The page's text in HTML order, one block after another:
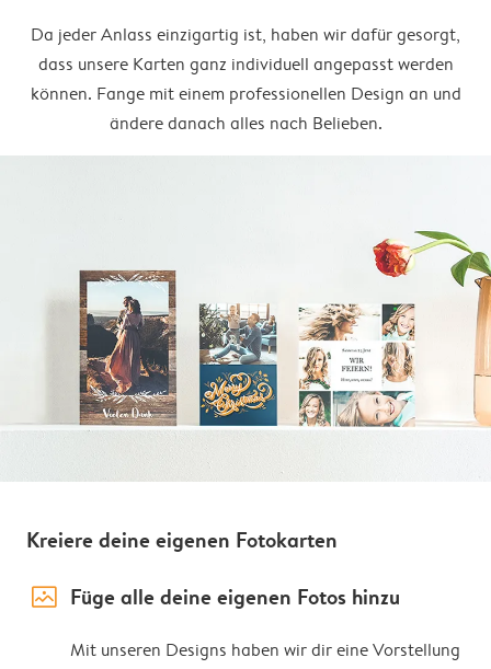
Da jeder Anlass einzigartig ist, haben wir dafür gesorgt,
dass unsere Karten ganz individuell angepasst werden
können. Fange mit einem professionellen Design an und
ändere danach alles nach Belieben.
Kreiere deine eigenen Fotokarten
image_placeholder Füge alle deine eigenen Fotos hinzu
Mit unseren Designs haben wir dir eine Vorstellung